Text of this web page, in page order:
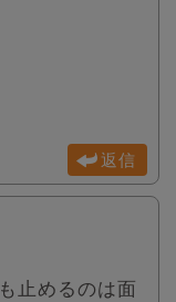
返信
止めるのは面